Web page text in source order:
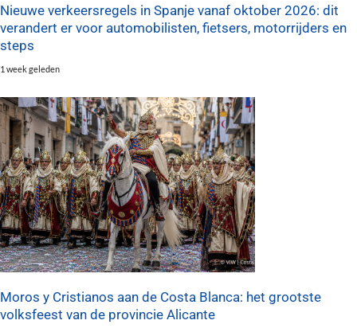
Nieuwe verkeersregels in Spanje vanaf oktober 2026: dit
verandert er voor automobilisten, fietsers, motorrijders en
steps
1 week geleden
Moros y Cristianos aan de Costa Blanca: het grootste
volksfeest van de provincie Alicante